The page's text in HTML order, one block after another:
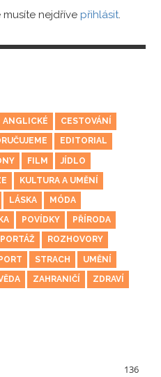
nejdříve přihlásit.
ANGLICKÉ CESTOVÁNÍ
EDITORIAL
FILM JÍDLO
KULTURA A UMĚNÍ
LÁSKA MÓDA
POVÍDKY PŘÍRODA
ROZHOVORY
STRACH UMĚNÍ
ZAHRANIČÍ ZDRAVÍ
136